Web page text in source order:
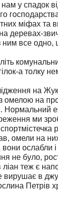
у спадок
міфах та
деревах-
ним все
а толку
на
омелою на
Нормальний
ми
омели на
ослабли
не було,
ліан теж є
вирушає в
Петрів